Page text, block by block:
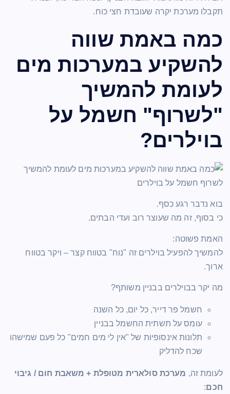
תקבלו מערכת יקרה שעובדת חצי כוח.
כמה באמת שווה
להשקיע במערכות מים
לעומת להמשיך
"לשרוף" חשמל על
בוילרים?
בוא נדבר רגע כסף.
כי בסוף, זה מה שעוצר רוב ועדי הבתים.
האמת פשוטה:
להמשיך להפעיל בוילרים זה "נוח" בטווח קצר – ויקר בטווח
ארוך.
מה יקר בבוילרים בבניין משותף?
חשמל פר דייר, כל יום, כל השנה
עומס על תשתית החשמל בבניין
תלונות אינסופיות של "אין לי מים חמים" כל פעם שמישהו
שכח להדליק
לעומת זה, מערכת סולארית מטופלת + משאבת חום / גיבוי
חכם: